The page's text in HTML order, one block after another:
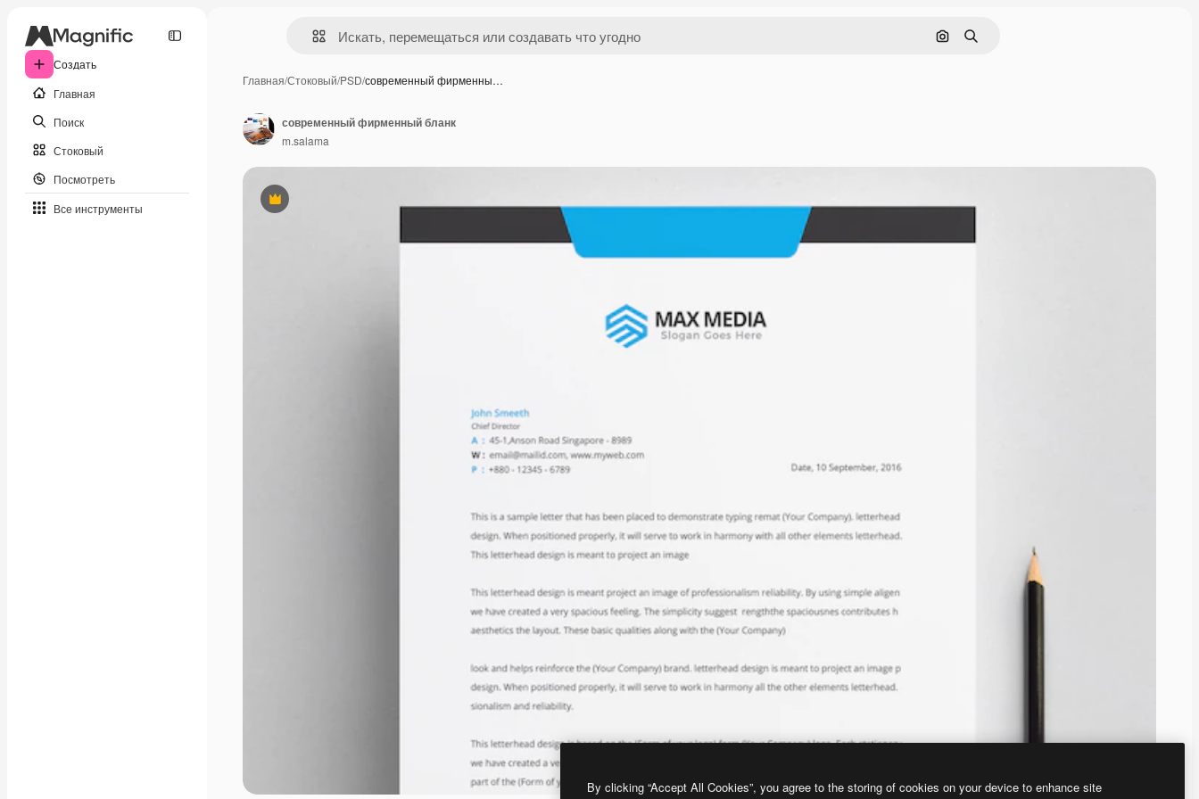
Создать
Главная
Поиск
Стоковый
Посмотреть
Все инструменты
Поиск по изображению
Поиск
Главная/Стоковый/PSD/современный фирменны…
Премиум
современный фирменный бланк
m.salama
By clicking “Accept All Cookies”, you agree to the storing of cookies on your device to enhance site